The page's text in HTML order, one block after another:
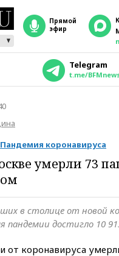
прямой
эфир
Telegram
t.me/
Пандемия коронавируса
умерли 73
в столице от новой
пандемии достигло 10
от коронавируса